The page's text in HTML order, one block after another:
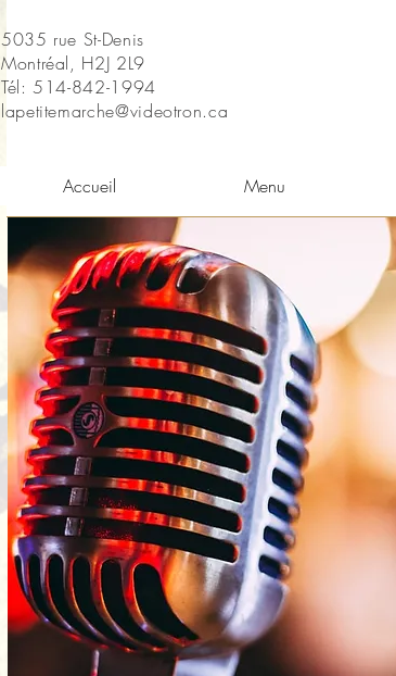
5035 rue St-Denis
Montréal, H2J 2L9
Tél: 514-842-1994
lapetitemarche@videotron.ca
Accueil Menu